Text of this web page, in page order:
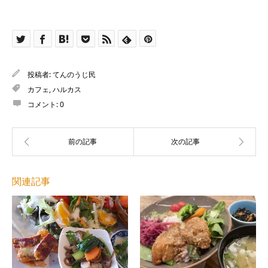
投稿者:てんのうじ民
カフェ,ハルカス
コメント:0
関連記事